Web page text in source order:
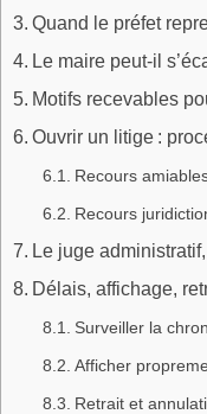
Quand le préfet
Le maire peut-il
Motifs recevables
Ouvrir un litige :
Recours
Recours
Le juge
Délais, affichage,
Surveiller la
Afficher
Retrait et